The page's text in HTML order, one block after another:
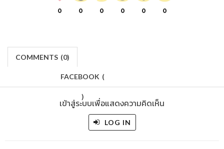
0 0 0 0 0 0
COMMENTS (0)
FACEBOOK (
)
เข้าสู่ระบบเพื่อแสดงความคิดเห็น
LOG IN